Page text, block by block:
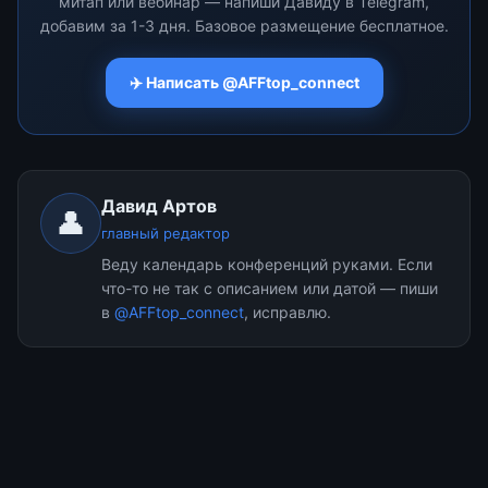
новые тренды в DeFi и
GameFi, а также
Форум славится своей
огромной выставочной
зоной (более 150 ...
добавим за 1-3 дня. Базовое размещение бесплатное.
✈️ Написать @AFFtop_connect
👤 Давид Артов
главный редактор
Веду календарь конференций руками. Если
что-то не так с описанием или датой — пиши
в @AFFtop_connect, исправлю.